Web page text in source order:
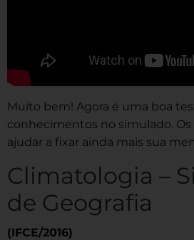
Muito bem! Agora é uma boa
conhecimentos no simulado. Os
ajudar a fixar ainda mais sua
Climatologia –
de Geografia
(IFCE/2016)